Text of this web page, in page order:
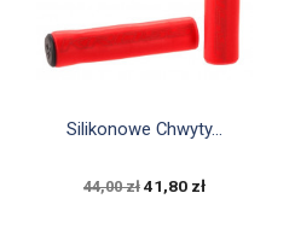
Szybki podgląd
Silikonowe Chwyty...
44,00 zł 41,80 zł